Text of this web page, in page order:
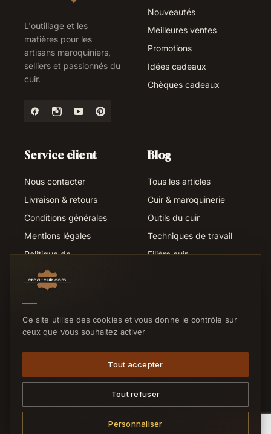
L'outillage et les
matières pour les
artisans maroquiniers,
selliers et passionnés du
cuir.
Nouveautés
Meilleures ventes
Promotions
Idées cadeaux
Chèques cadeaux
Service client
Nous contacter
Livraison & retours
Conditions générales
Mentions légales
Politique de
Suivi de commande
Liens utiles
Blog
Tous les articles
Cuir & maroquinerie
Outils du cuir
Techniques de travail
Filière cuir
© 2026 Crea-Cuir.com — Tous droits réservés.
Ce site utilise des cookies et vous donne le contrôle sur
ceux que vous souhaitez activer
Tout accepter
Tout refuser
Personnaliser